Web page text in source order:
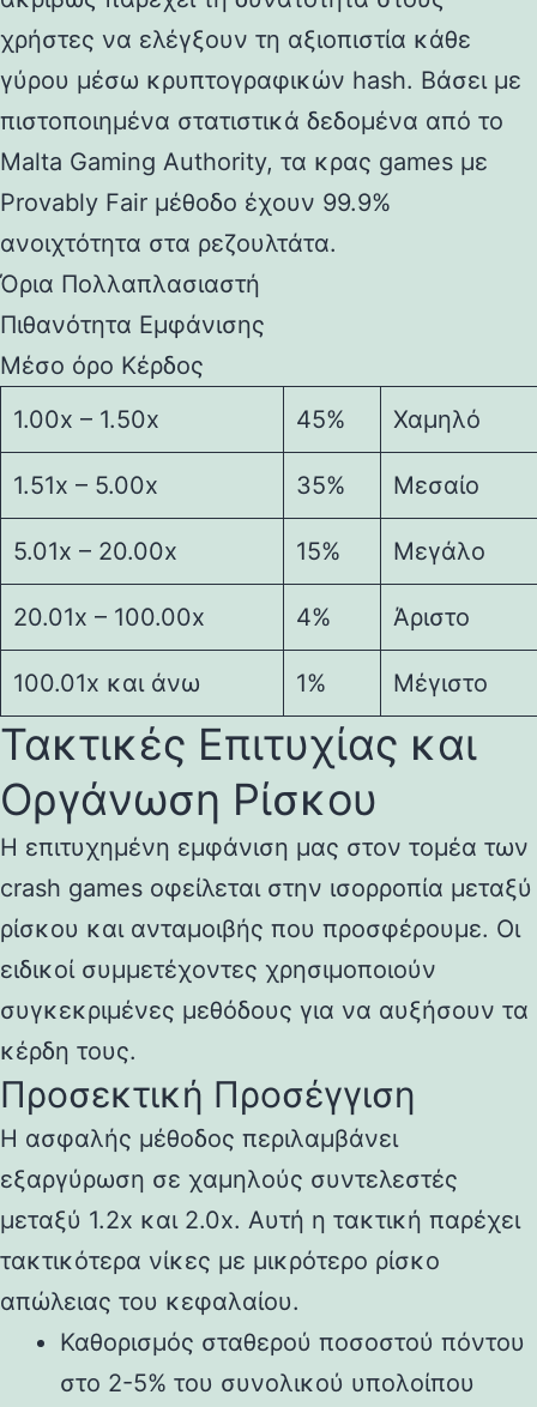
χρήστες να ελέγξουν τη αξιοπιστία κάθε
γύρου μέσω κρυπτογραφικών hash. Βάσει με
πιστοποιημένα στατιστικά δεδομένα από το
Malta Gaming Authority, τα κρας games με
Provably Fair μέθοδο έχουν 99.9%
ανοιχτότητα στα ρεζουλτάτα.
Όρια Πολλαπλασιαστή
Πιθανότητα Εμφάνισης
Μέσο όρο Κέρδος
1.00x – 1.50x
45% Χαμηλό
1.51x – 5.00x 35% Μεσαίο
5.01x – 20.00x 15% Μεγάλο
20.01x – 100.00x 4% Άριστο
100.01x και άνω 1% Μέγιστο
Τακτικές Επιτυχίας και
Οργάνωση Ρίσκου
Η επιτυχημένη εμφάνιση μας στον τομέα των
crash games οφείλεται στην ισορροπία μεταξύ
ρίσκου και ανταμοιβής που προσφέρουμε. Οι
ειδικοί συμμετέχοντες χρησιμοποιούν
συγκεκριμένες μεθόδους για να αυξήσουν τα
κέρδη τους.
Προσεκτική Προσέγγιση
Η ασφαλής μέθοδος περιλαμβάνει
εξαργύρωση σε χαμηλούς συντελεστές
μεταξύ 1.2x και 2.0x. Αυτή η τακτική παρέχει
τακτικότερα νίκες με μικρότερο ρίσκο
απώλειας του κεφαλαίου.
Καθορισμός σταθερού ποσοστού πόντου
στο 2-5% του συνολικού υπολοίπου